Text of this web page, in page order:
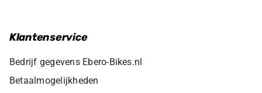
Klantenservice
Bedrijf gegevens Ebero-Bikes.nl
Betaalmogelijkheden